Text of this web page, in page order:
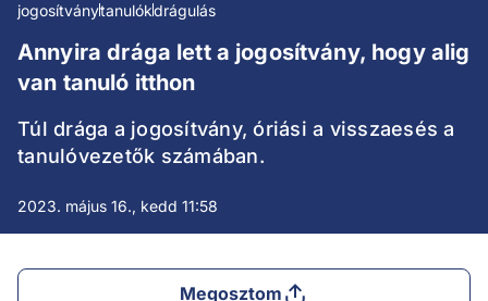
jogosítványtanulókdrágulás
Annyira drága lett a jogosítvány, hogy alig
van tanuló itthon
Túl drága a jogosítvány, óriási a visszaesés a
tanulóvezetők számában.
2023. május 16., kedd 11:58
Megosztom